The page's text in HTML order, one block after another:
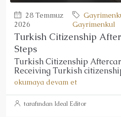
28 Temmuz
2026
Gayrimenkul
Turkish Citizenship
Steps
Turkish Citizenship
Receiving Turkish
okumaya devam et
tarafından Ideal Editor